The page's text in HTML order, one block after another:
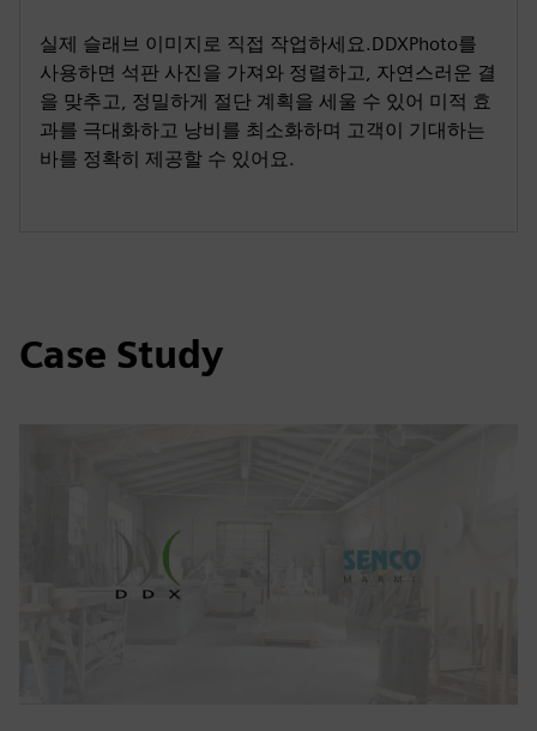
실제 슬래브 이미지로 직접 작업하세요.DDXPhoto를
사용하면 석판 사진을 가져와 정렬하고, 자연스러운 결
을 맞추고, 정밀하게 절단 계획을 세울 수 있어 미적 효
과를 극대화하고 낭비를 최소화하며 고객이 기대하는
바를 정확히 제공할 수 있어요.
Case Study